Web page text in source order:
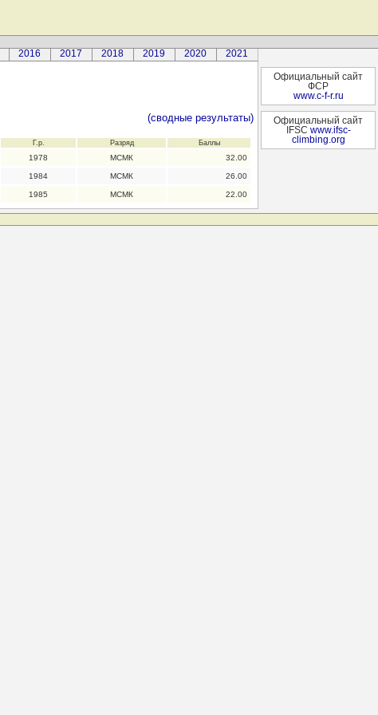
2021
2020
2019
2018
2017
2016
(сводные результаты)
Г.р. Разряд Баллы
1978 МСМК 32.00
1984 МСМК 26.00
1985 МСМК 22.00
Официальный сайт
ФСР
www.c-f-r.ru
Официальный сайт
IFSC www.ifsc-
climbing.org